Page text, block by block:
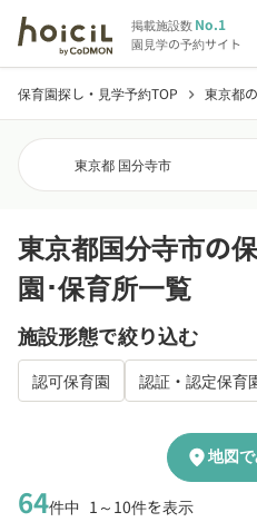
掲載施設数No.1
園見学の予約サイト
保育園探し・見学予約TOP chevron_right 東京都
東京都 国分寺市
東京都国分寺市の
園･保育所一覧
施設形態で絞り込む
認可保育園 認証・認定保育
64件中 1～10件を表示
location_on地図